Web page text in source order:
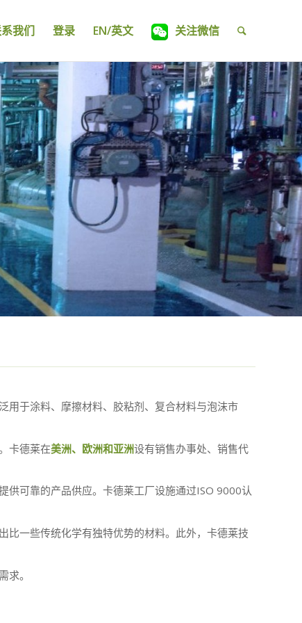
我们 登录 EN/英文 关注微信
用于涂料、摩擦材料、胶粘剂、复合材料与泡沫市
卡德莱在美洲、欧洲和亚洲设有销售办事处、销售代
供可靠的产品供应。卡德莱工厂设施通过ISO 9000认
比一些传统化学有独特优势的材料。此外，卡德莱技
求。